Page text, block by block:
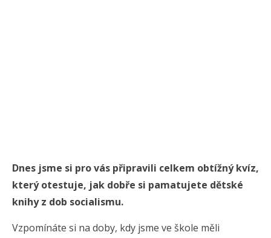
Dnes jsme si pro vás připravili celkem obtížný kvíz,
který otestuje, jak dobře si pamatujete dětské
knihy z dob socialismu.
Vzpomínáte si na doby, kdy jsme ve škole měli